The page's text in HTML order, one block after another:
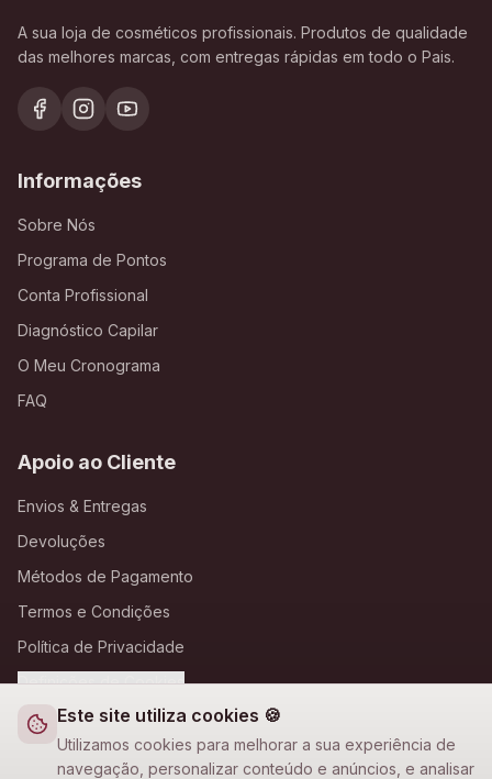
Este site utiliza cookies 🍪
Utilizamos cookies para melhorar a sua experiência de
navegação, personalizar conteúdo e anúncios, e analisar
A sua loja de cosméticos profissionais. Produtos de qualidade
das melhores marcas, com entregas rápidas em todo o Pais.
Informações
Sobre Nós
Programa de Pontos
Conta Profissional
Diagnóstico Capilar
O Meu Cronograma
FAQ
Apoio ao Cliente
Envios & Entregas
Devoluções
Métodos de Pagamento
Termos e Condições
Política de Privacidade
Definições de Cookies
A Loja Nova